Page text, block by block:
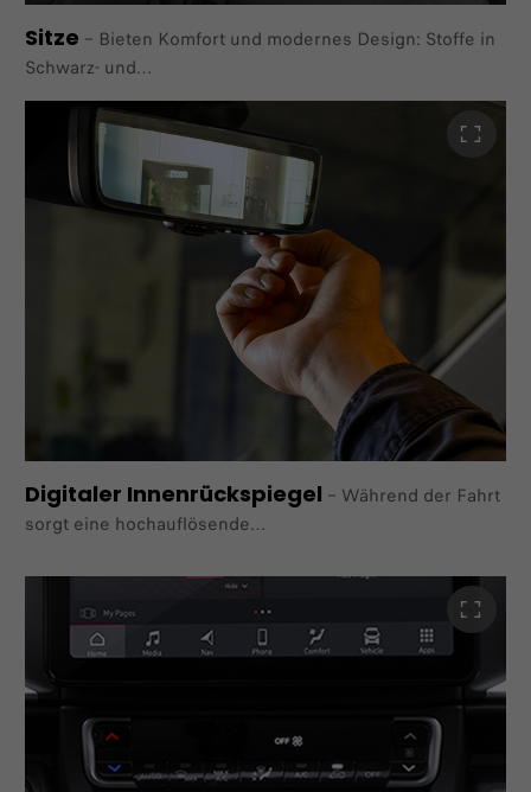
Sitze – Bieten Komfort und modernes Design: Stoffe in
Schwarz- und
Grautönen werten die Optik der Innenkabine zusätzlich
Durch die Form der Sitzkissen und die Verwendung von
Schaumstoff in unterschiedlichen Härten können Sie
Ihren
Sitzkomfort optimieren.
Digitaler Innenrückspiegel – Während der Fahrt
sorgt eine hochauflösende
Bremsleuchte integriert ist, für eine klare und
uneingeschränkte Sicht auf den rückwärtigen Verkehr
– selbst auf mittlere und lange Distanzen.
Im Paket "City Plus" verfügbar.